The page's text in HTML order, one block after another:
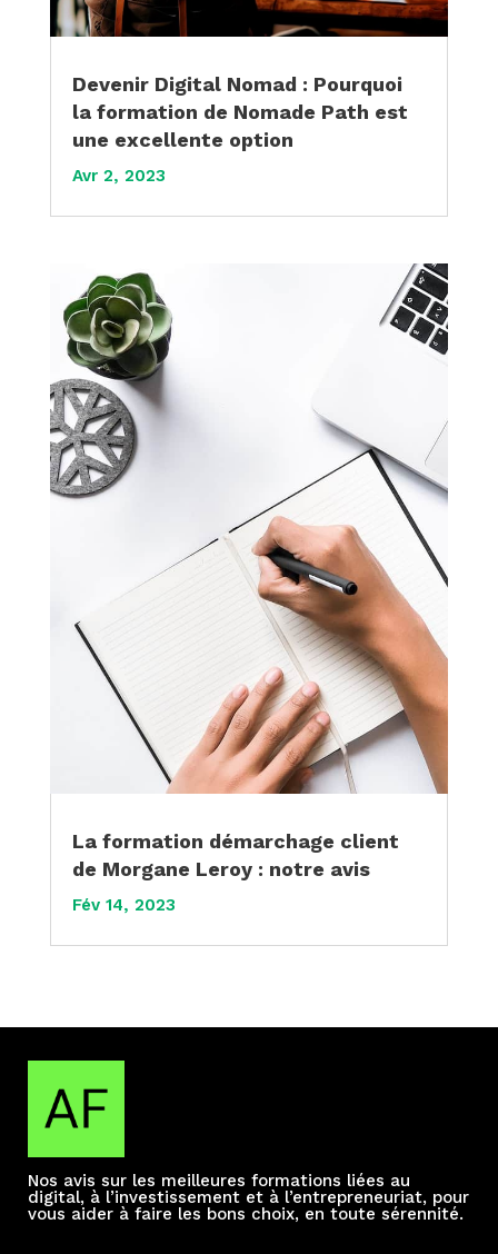
Devenir Digital Nomad : Pourquoi
la formation de Nomade Path est
une excellente option
Avr 2, 2023
La formation démarchage client
de Morgane Leroy : notre avis
Fév 14, 2023
Nos avis sur les meilleures formations liées au
digital, à l’investissement et à l’entrepreneuriat, pour
vous aider à faire les bons choix, en toute sérennité.